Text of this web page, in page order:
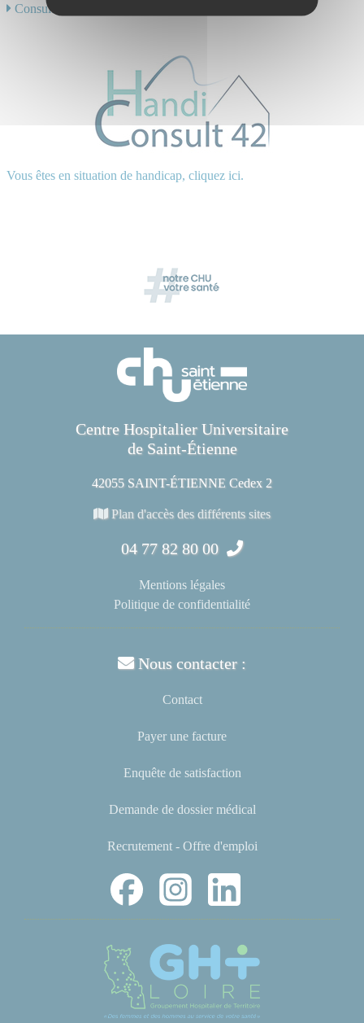
Consulter toute notre offre de soins
Vous êtes en situation de handicap, cliquez ici.
Centre Hospitalier Universitaire
de Saint-Étienne
42055 SAINT-ÉTIENNE Cedex 2
Plan d'accès des différents sites
04 77 82 80 00
Mentions légales
Politique de confidentialité
Nous contacter :
Contact
Payer une facture
Enquête de satisfaction
Demande de dossier médical
Recrutement - Offre d'emploi